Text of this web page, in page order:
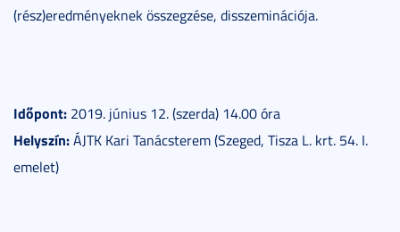
(rész)eredményeknek összegzése, disszeminációja.
Időpont: 2019. június 12. (szerda) 14.00 óra
Helyszín:ÁJTK Kari Tanácsterem (Szeged, Tisza L. krt. 54. I.
emelet)